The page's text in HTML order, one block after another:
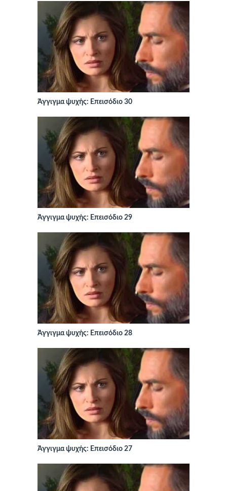
Άγγιγμα ψυχής: Επεισόδιο 30
Άγγιγμα ψυχής: Επεισόδιο 29
Άγγιγμα ψυχής: Επεισόδιο 28
Άγγιγμα ψυχής: Επεισόδιο 27